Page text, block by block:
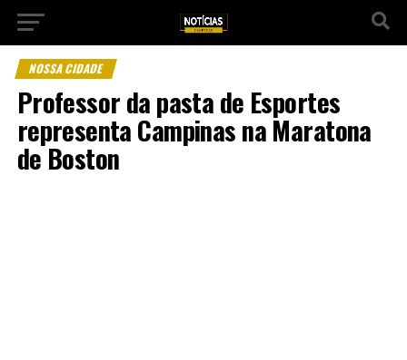
NOSSA CIDADE
Professor da pasta de Esportes
representa Campinas na Maratona
de Boston